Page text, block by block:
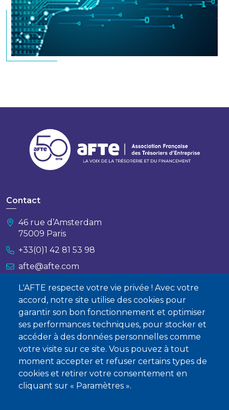
L'AFTE respecte votre vie privée ! Avec votre
accord, notre site utilise des cookies pour
garantir son bon fonctionnement et optimiser
ses performances techniques, pour stocker et
accéder à des données personnelles comme
votre visite sur ce site. Vous pouvez à tout
moment accepter et refuser certains types de
cookies et retirer votre consentement en
cliquant sur « Paramètres ».
Contact
46 rue d’Amsterdam
75009 Paris
+33(0)1 42 81 53 98
afte@afte.com
Nous contacter
À propos
Qui sommes-nous ?
Devenir membre